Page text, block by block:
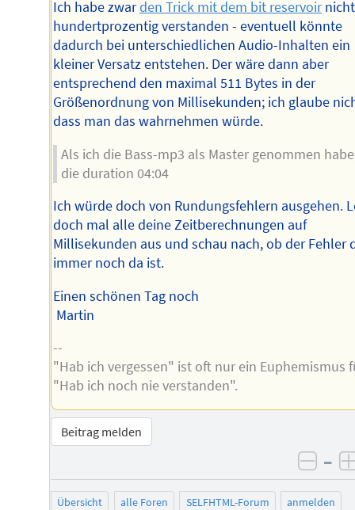
Ich habe zwarden Trick mit dem bit reservoirnicht
hundertprozentig verstanden - eventuell könnte
dadurch bei unterschiedlichen Audio-Inhalten ein
kleiner Versatz entstehen. Der wäre dann aber
entsprechend den maximal 511 Bytes in der
Größenordnung von Millisekunden; ich glaube
dass man das wahrnehmen würde.
Als ich die Bass-mp3 als Master genommen
die duration 04:04
Ich würde doch von Rundungsfehlern ausgehen.
doch mal alle deine Zeitberechnungen auf
Millisekunden aus und schau nach, ob der Fehler
immer noch da ist.
Einen schönen Tag noch
Martin
--
"Hab ich vergessen" ist oft nur ein Euphemismus
"Hab ich noch nie verstanden".
Beitrag melden
–
Übersicht alle Foren SELFHTML-Forum
anmelden